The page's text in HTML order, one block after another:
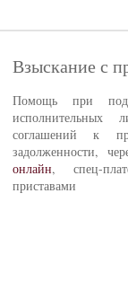
Взыскание с
Помощь при
исполнительных
соглашений к
задолженности,
онлайн, спец-
приставами